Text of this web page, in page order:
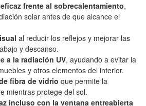
frente al sobrecalentamiento,
solar antes de que alcance el
al reducir los reflejos y mejorar las
y descanso.
a la radiación UV, ayudando a evitar la
y otros elementos del interior.
fibra de vidrio que permite la
mientras protege del sol.
incluso con la ventana entreabierta